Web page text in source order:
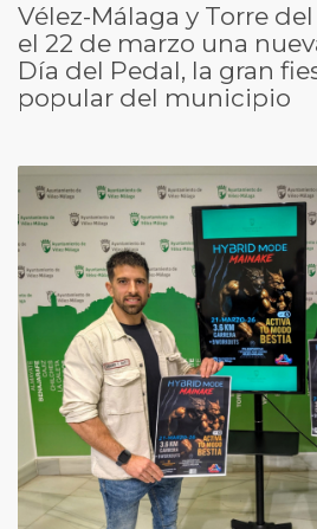
Vélez-Málaga y Torre
el 22 de marzo una
Día del Pedal, la gran
popular del municipio